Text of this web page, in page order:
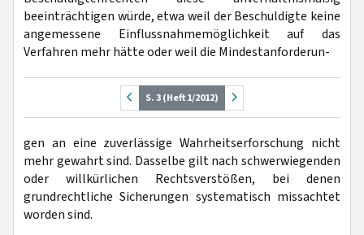
beeinträchtigen würde, etwa weil der Beschuldigte keine
angemessene Einflussnahmemöglichkeit auf das
Verfahren mehr hätte oder weil die Mindestanforderun-
S. 3 (Heft 1/2012)
gen an eine zuverlässige Wahrheitserforschung nicht
mehr gewahrt sind. Dasselbe gilt nach schwerwiegenden
oder willkürlichen Rechtsverstößen, bei denen
grundrechtliche Sicherungen systematisch missachtet
worden sind.